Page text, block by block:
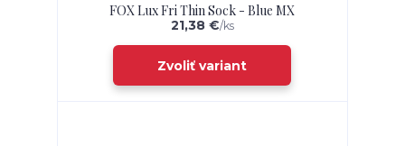
FOX Lux Fri Thin Sock - Blue MX
21,38 €/ks
Zvoliť variant